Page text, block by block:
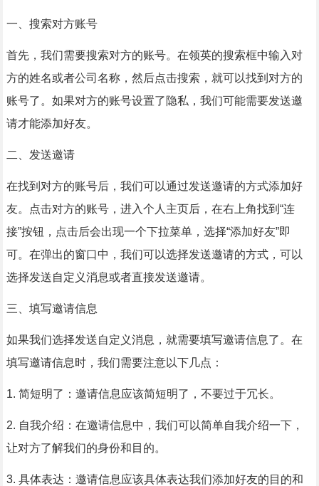
一、搜索对方账号
首先，我们需要搜索对方的账号。在领英的搜索框中输入对
方的姓名或者公司名称，然后点击搜索，就可以找到对方的
账号了。如果对方的账号设置了隐私，我们可能需要发送邀
请才能添加好友。
二、发送邀请
在找到对方的账号后，我们可以通过发送邀请的方式添加好
友。点击对方的账号，进入个人主页后，在右上角找到“连
接”按钮，点击后会出现一个下拉菜单，选择“添加好友”即
可。在弹出的窗口中，我们可以选择发送邀请的方式，可以
选择发送自定义消息或者直接发送邀请。
三、填写邀请信息
如果我们选择发送自定义消息，就需要填写邀请信息了。在
填写邀请信息时，我们需要注意以下几点：
1. 简短明了：邀请信息应该简短明了，不要过于冗长。
2. 自我介绍：在邀请信息中，我们可以简单自我介绍一下，
让对方了解我们的身份和目的。
3. 具体表达：邀请信息应该具体表达我们添加好友的目的和